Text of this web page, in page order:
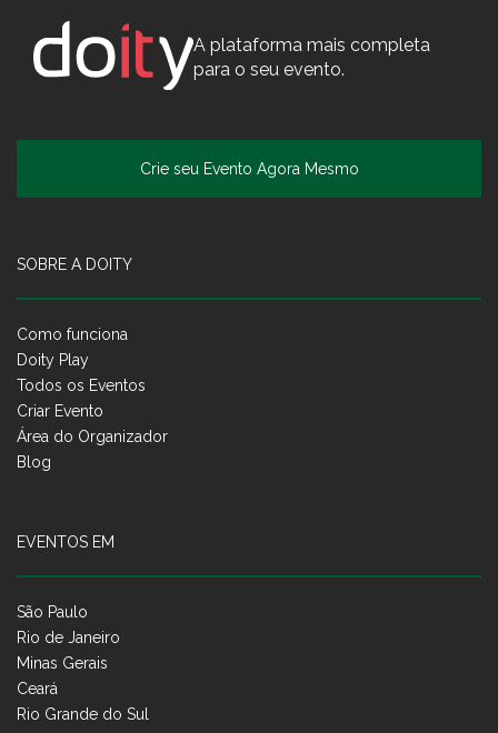
A plataforma mais completa
para o seu evento.
Crie seu Evento Agora Mesmo
SOBRE A DOITY
Como funciona
Doity Play
Todos os Eventos
Criar Evento
Área do Organizador
Blog
EVENTOS EM
São Paulo
Rio de Janeiro
Minas Gerais
Ceará
Rio Grande do Sul